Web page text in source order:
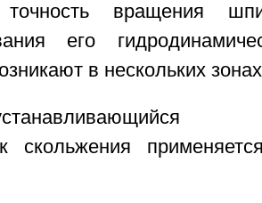
вращения
его
в нескольких
скольжения